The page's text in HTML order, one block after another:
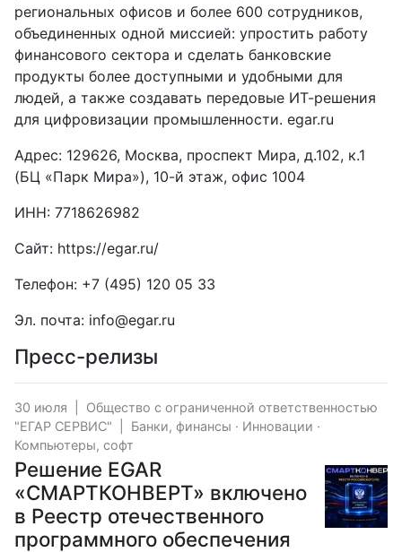
региональных офисов и более 600 сотрудников,
объединенных одной миссией: упростить работу
финансового сектора и сделать банковские
продукты более доступными и удобными для
людей, а также создавать передовые ИТ-решения
для цифровизации промышленности. egar.ru
Адрес: 129626, Москва, проспект Мира, д.102, к.1
(БЦ «Парк Мира»), 10-й этаж, офис 1004
ИНН: 7718626982
Сайт: https://egar.ru/
Телефон: +7 (495) 120 05 33
Эл. почта: info@egar.ru
Пресс-релизы
30 июля
Общество с ограниченной ответственностью
"ЕГАР СЕРВИС"
Банки, финансы · Инновации ·
Компьютеры, софт
Решение EGAR
«СМАРТКОНВЕРТ» включено
в Реестр отечественного
программного обеспечения